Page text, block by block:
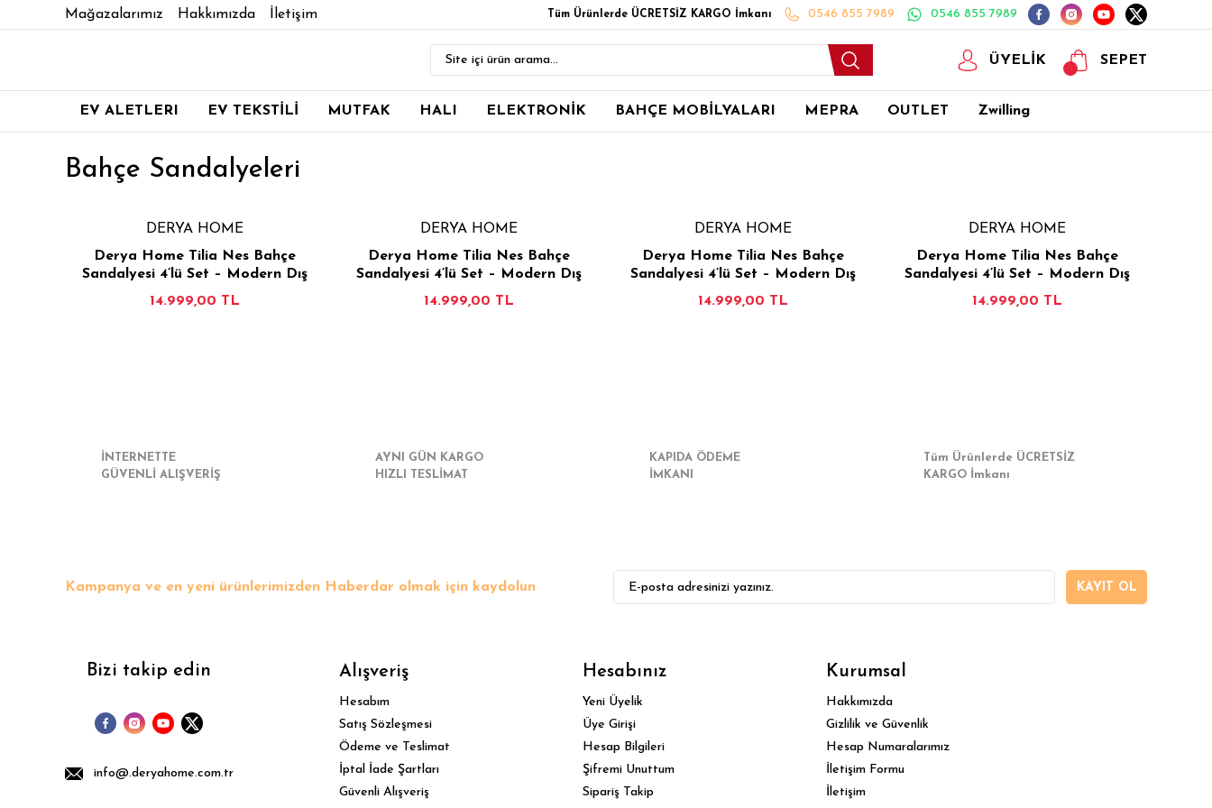
Mağazalarımız Hakkımızda İletişim Tüm Ürünlerde ÜCRETSİZ KARGO İmkanı 0546 855 7989 0546 855 7989
ÜYELİK SEPET
EV ALETLERI EV TEKSTİLİ MUTFAK HALI ELEKTRONİK BAHÇE MOBİLYALARI MEPRA OUTLET Zwilling
Bahçe Sandalyeleri
DERYA HOME
Derya Home Tilia Nes Bahçe
Sandalyesi 4’lü Set – Modern Dış
Mekan & Balkon Sandalyesi - Saks
Mavi
14.999,00 TL
DERYA HOME
Derya Home Tilia Nes Bahçe
Sandalyesi 4’lü Set – Modern Dış
Mekan & Balkon Sandalyesi - Vizon
14.999,00 TL
DERYA HOME
Derya Home Tilia Nes Bahçe
Sandalyesi 4’lü Set – Modern Dış
Mekan & Balkon Sandalyesi -
Terrakota
14.999,00 TL
DERYA HOME
Derya Home Tilia Nes Bahçe
Sandalyesi 4’lü Set – Modern Dış
Mekan & Balkon Sandalyesi - Haki
14.999,00 TL
İNTERNETTE
GÜVENLİ ALIŞVERİŞ
AYNI GÜN KARGO
HIZLI TESLİMAT
KAPIDA ÖDEME
İMKANI
Tüm Ürünlerde ÜCRETSİZ
KARGO İmkanı
Kampanya ve en yeni ürünlerimizden Haberdar olmak için kaydolun KAYIT OL
Bizi takip edin
info@.deryahome.com.tr
Alışveriş
Hesabım
Satış Sözleşmesi
Ödeme ve Teslimat
İptal İade Şartları
Güvenli Alışveriş
Hesabınız
Yeni Üyelik
Üye Girişi
Hesap Bilgileri
Şifremi Unuttum
Sipariş Takip
Kurumsal
Hakkımızda
Gizlilik ve Güvenlik
Hesap Numaralarımız
İletişim Formu
İletişim